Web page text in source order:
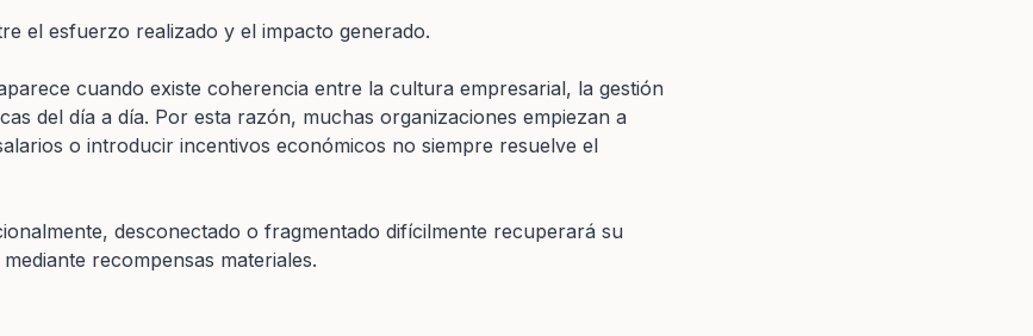
el esfuerzo realizado y el impacto generado.
cuando existe coherencia entre la cultura empresarial, la gestión
del día a día. Por esta razón, muchas organizaciones empiezan a
o introducir incentivos económicos no siempre resuelve el
desconectado o fragmentado difícilmente recuperará su
recompensas materiales.